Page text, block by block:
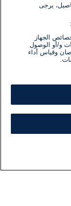
يرجى
الجهاز
و/أو الوصول
وقياس أداء